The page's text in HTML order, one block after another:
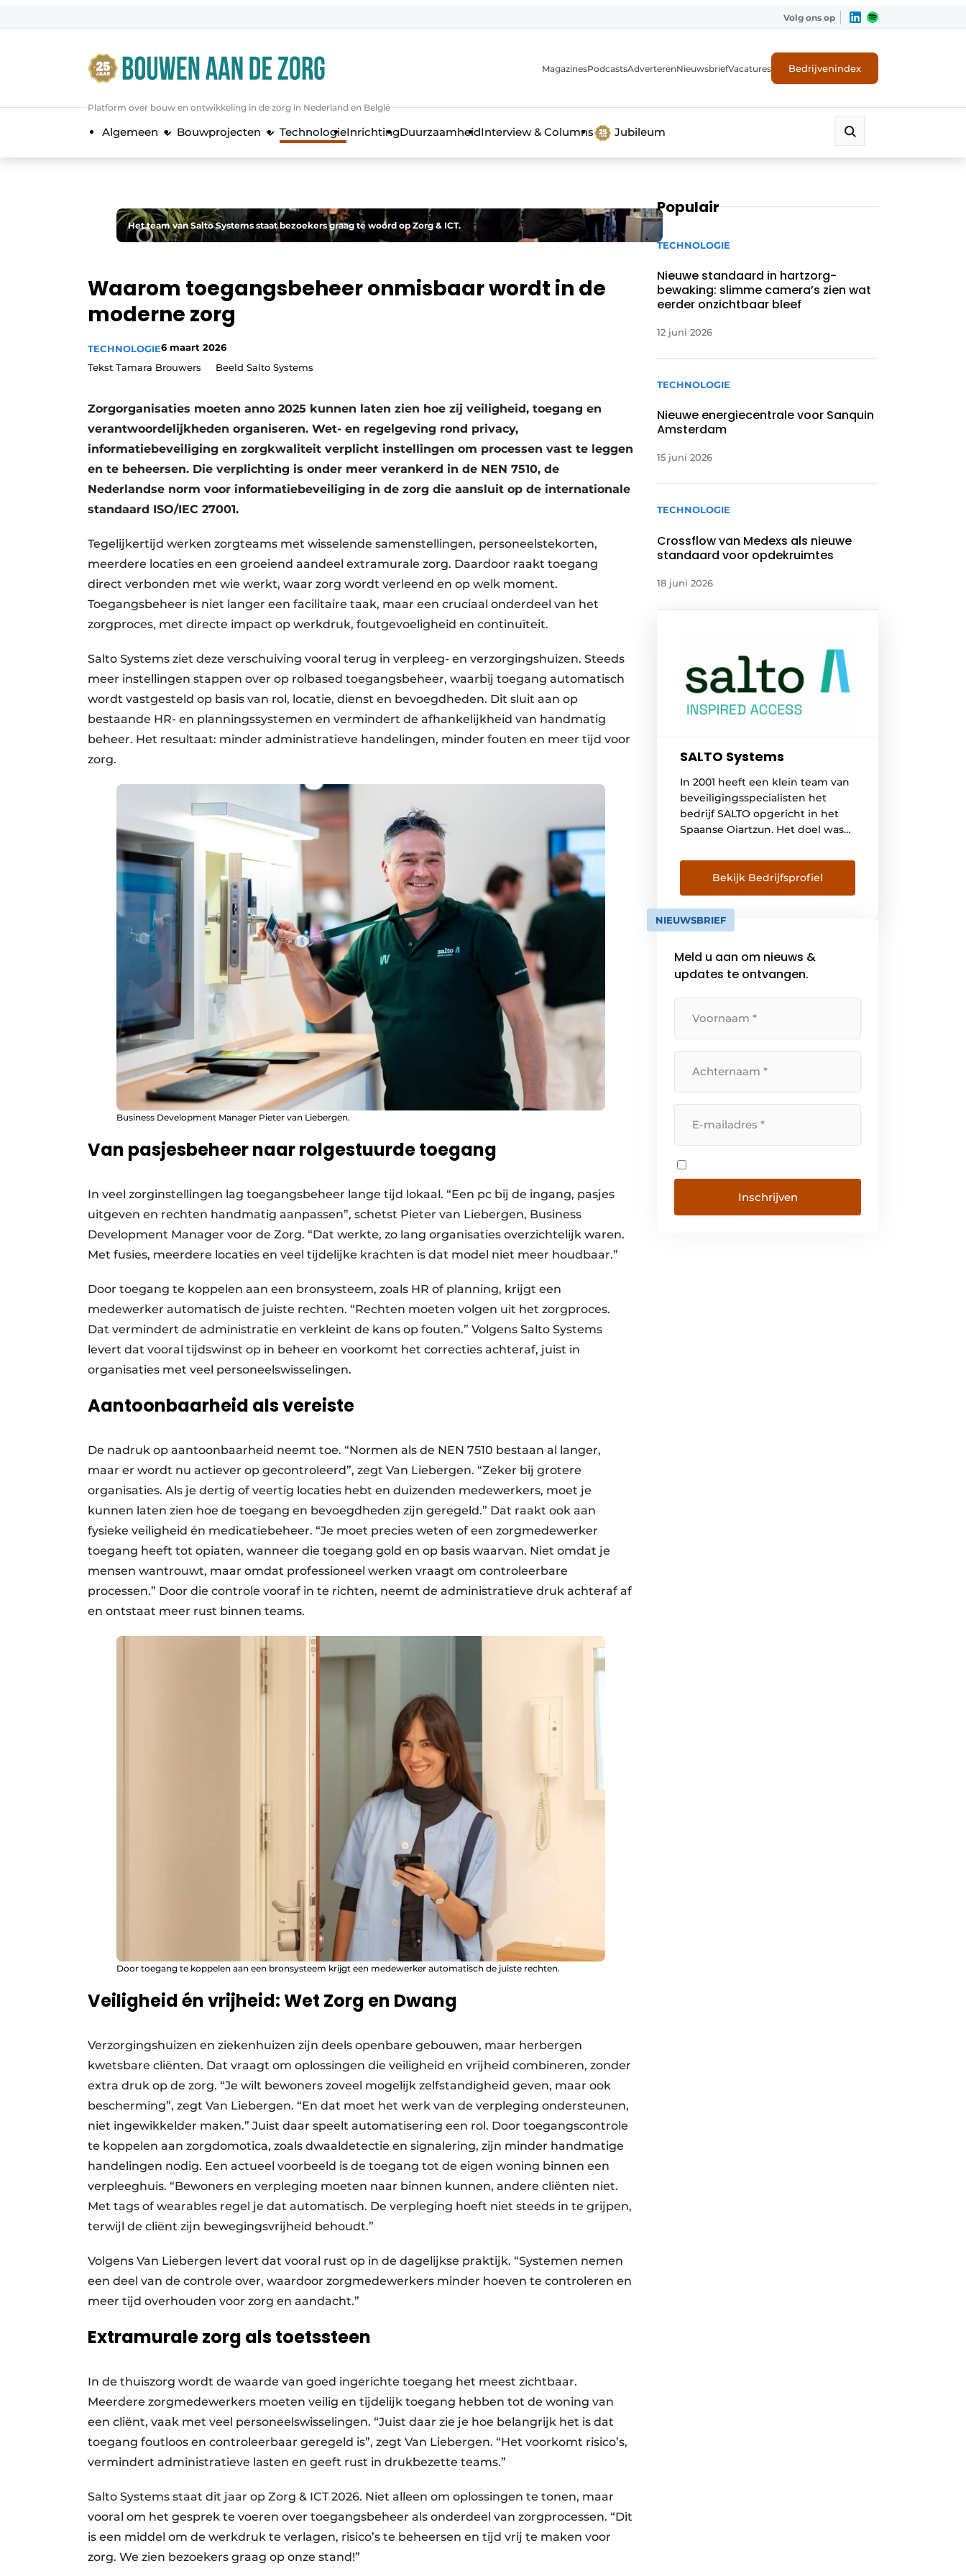
Algemene voorwaarden
Jaarboek
Jubileumboek
Nieuwsbrief
Podcasts
Vacature aanmelden
Video’s
Volg ons op
Platform over bouw en ontwikkeling in de zorg in Nederland en België
MagazinesPodcastsAdverterenNieuwsbriefVacatures Bedrijvenindex
Algemeen Bouwprojecten TechnologieInrichtingDuurzaamheidInterview & Columns Jubileum
Het team van Salto Systems staat bezoekers graag te woord op Zorg & ICT.
Waarom toegangsbeheer onmisbaar wordt in de
moderne zorg
TECHNOLOGIE6 maart 2026
Tekst Tamara Brouwers Beeld Salto Systems
Zorgorganisaties moeten anno 2025 kunnen laten zien hoe zij veiligheid, toegang en
verantwoordelijkheden organiseren. Wet- en regelgeving rond privacy,
informatiebeveiliging en zorgkwaliteit verplicht instellingen om processen vast te leggen
en te beheersen. Die verplichting is onder meer verankerd in de NEN 7510, de
Nederlandse norm voor informatiebeveiliging in de zorg die aansluit op de internationale
standaard ISO/IEC 27001.
Tegelijkertijd werken zorgteams met wisselende samenstellingen, personeelstekorten,
meerdere locaties en een groeiend aandeel extramurale zorg. Daardoor raakt toegang
direct verbonden met wie werkt, waar zorg wordt verleend en op welk moment.
Toegangsbeheer is niet langer een facilitaire taak, maar een cruciaal onderdeel van het
zorgproces, met directe impact op werkdruk, foutgevoeligheid en continuïteit.
Salto Systems ziet deze verschuiving vooral terug in verpleeg- en verzorgingshuizen. Steeds
meer instellingen stappen over op rolbased toegangsbeheer, waarbij toegang automatisch
wordt vastgesteld op basis van rol, locatie, dienst en bevoegdheden. Dit sluit aan op
bestaande HR- en planningssystemen en vermindert de afhankelijkheid van handmatig
beheer. Het resultaat: minder administratieve handelingen, minder fouten en meer tijd voor
zorg.
Business Development Manager Pieter van Liebergen.
Van pasjesbeheer naar rolgestuurde toegang
In veel zorginstellingen lag toegangsbeheer lange tijd lokaal. “Een pc bij de ingang, pasjes
uitgeven en rechten handmatig aanpassen”, schetst Pieter van Liebergen, Business
Development Manager voor de Zorg. “Dat werkte, zo lang organisaties overzichtelijk waren.
Met fusies, meerdere locaties en veel tijdelijke krachten is dat model niet meer houdbaar.”
Door toegang te koppelen aan een bronsysteem, zoals HR of planning, krijgt een
medewerker automatisch de juiste rechten. “Rechten moeten volgen uit het zorgproces.
Dat vermindert de administratie en verkleint de kans op fouten.” Volgens Salto Systems
levert dat vooral tijdswinst op in beheer en voorkomt het correcties achteraf, juist in
organisaties met veel personeelswisselingen.
Aantoonbaarheid als vereiste
De nadruk op aantoonbaarheid neemt toe. “Normen als de NEN 7510 bestaan al langer,
maar er wordt nu actiever op gecontroleerd”, zegt Van Liebergen. “Zeker bij grotere
organisaties. Als je dertig of veertig locaties hebt en duizenden medewerkers, moet je
kunnen laten zien hoe de toegang en bevoegdheden zijn geregeld.” Dat raakt ook aan
fysieke veiligheid én medicatiebeheer. “Je moet precies weten of een zorgmedewerker
toegang heeft tot opiaten, wanneer die toegang gold en op basis waarvan. Niet omdat je
mensen wantrouwt, maar omdat professioneel werken vraagt om controleerbare
processen.” Door die controle vooraf in te richten, neemt de administratieve druk achteraf af
en ontstaat meer rust binnen teams.
Door toegang te koppelen aan een bronsysteem krijgt een medewerker automatisch de juiste rechten.
Veiligheid én vrijheid: Wet Zorg en Dwang
Verzorgingshuizen en ziekenhuizen zijn deels openbare gebouwen, maar herbergen
kwetsbare cliënten. Dat vraagt om oplossingen die veiligheid en vrijheid combineren, zonder
extra druk op de zorg. “Je wilt bewoners zoveel mogelijk zelfstandigheid geven, maar ook
bescherming”, zegt Van Liebergen. “En dat moet het werk van de verpleging ondersteunen,
niet ingewikkelder maken.” Juist daar speelt automatisering een rol. Door toegangscontrole
te koppelen aan zorgdomotica, zoals dwaaldetectie en signalering, zijn minder handmatige
handelingen nodig. Een actueel voorbeeld is de toegang tot de eigen woning binnen een
verpleeghuis. “Bewoners en verpleging moeten naar binnen kunnen, andere cliënten niet.
Met tags of wearables regel je dat automatisch. De verpleging hoeft niet steeds in te grijpen,
terwijl de cliënt zijn bewegingsvrijheid behoudt.”
Volgens Van Liebergen levert dat vooral rust op in de dagelijkse praktijk. “Systemen nemen
een deel van de controle over, waardoor zorgmedewerkers minder hoeven te controleren en
meer tijd overhouden voor zorg en aandacht.”
Extramurale zorg als toetssteen
In de thuiszorg wordt de waarde van goed ingerichte toegang het meest zichtbaar.
Meerdere zorgmedewerkers moeten veilig en tijdelijk toegang hebben tot de woning van
een cliënt, vaak met veel personeelswisselingen. “Juist daar zie je hoe belangrijk het is dat
toegang foutloos en controleerbaar geregeld is”, zegt Van Liebergen. “Het voorkomt risico’s,
vermindert administratieve lasten en geeft rust in drukbezette teams.”
Salto Systems staat dit jaar op Zorg & ICT 2026. Niet alleen om oplossingen te tonen, maar
vooral om het gesprek te voeren over toegangsbeheer als onderdeel van zorgprocessen. “Dit
is een middel om de werkdruk te verlagen, risico’s te beheersen en tijd vrij te maken voor
zorg. We zien bezoekers graag op onze stand!”
Populair
TECHNOLOGIE
Nieuwe standaard in hartzorg-
bewaking: slimme camera’s zien wat
eerder onzichtbaar bleef
12 juni 2026
TECHNOLOGIE
Nieuwe energiecentrale voor Sanquin
Amsterdam
15 juni 2026
TECHNOLOGIE
Crossflow van Medexs als nieuwe
standaard voor opdekruimtes
18 juni 2026
SALTO Systems
In 2001 heeft een klein team van
beveiligingsspecialisten het
bedrijf SALTO opgericht in het
Spaanse Oiartzun. Het doel was
systeem van wereldklasse
ontwikkelen dat eenvoudig is in
gebruik en uiterst efficiënt.
Waardoor gebruikers de
mogelijkheid hebben om de
behoefte te controleren en om al
hun deuren te beveiligen […]
Bekijk Bedrijfsprofiel
NIEUWSBRIEF
Meld u aan om nieuws &
updates te ontvangen.